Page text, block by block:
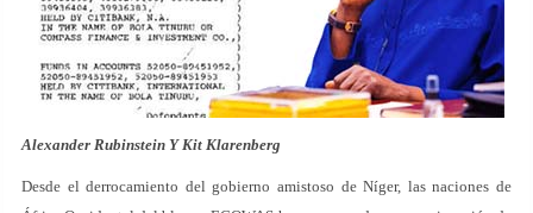
Alexander Rubinstein Y Kit Klarenberg
Desde el derrocamiento del gobierno amistoso de Níger, las naciones de